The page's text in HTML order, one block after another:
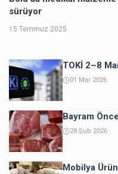
sürüyor
15 Temmuz 2025
TOKİ 2–8
01 Mar 2026
Bayram
28 Şub 2026
Mobilya